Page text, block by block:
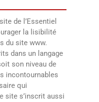
de l’Essentiel
la lisibilité
du site www.
dans un langage
son niveau de
incontournables
qui
site s’inscrit aussi